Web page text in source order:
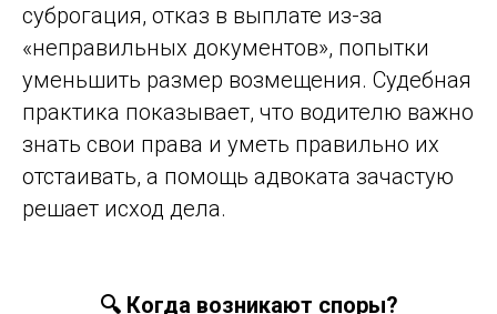
суброгация, отказ в выплате из-за
«неправильных документов», попытки
уменьшить размер возмещения. Судебная
практика показывает, что водителю важно
знать свои права и уметь правильно их
отстаивать, а помощь адвоката зачастую
решает исход дела.
🔍 Когда возникают споры?